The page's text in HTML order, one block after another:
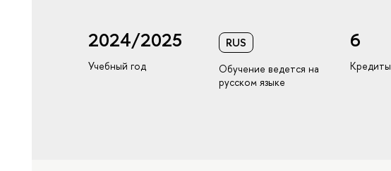
2024/2025
Учебный год
RUS
Обучение ведется на
русском языке
6
Кредиты